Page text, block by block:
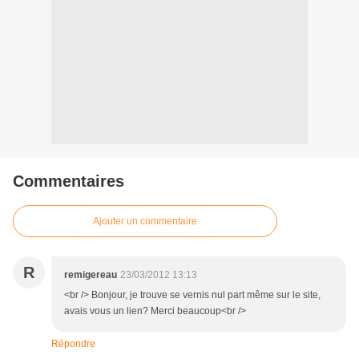
Commentaires
Ajouter un commentaire
R remigereau 23/03/2012 13:13
<br /> Bonjour, je trouve se vernis nul part même sur le site,
avais vous un lien? Merci beaucoup<br />
Répondre